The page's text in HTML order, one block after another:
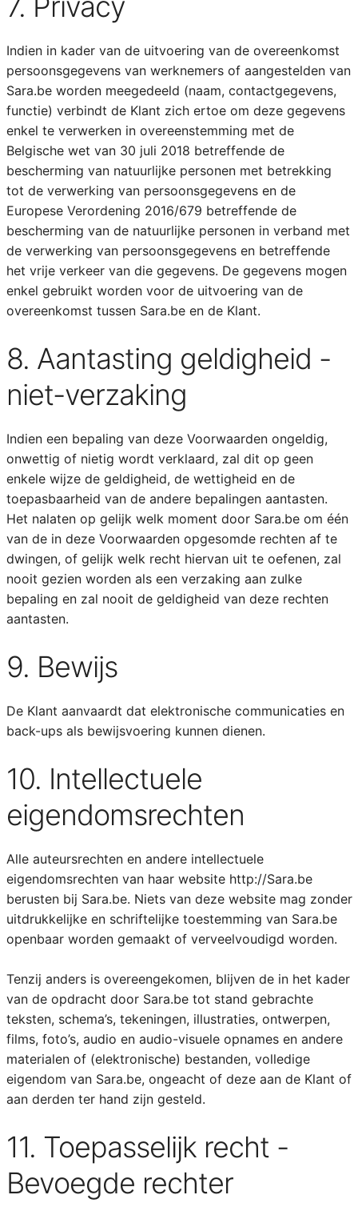
Indien in kader van de uitvoering van de overeenkomst
persoonsgegevens van werknemers of aangestelden van
Sara.be worden meegedeeld (naam, contactgegevens,
functie) verbindt de Klant zich ertoe om deze gegevens
enkel te verwerken in overeenstemming met de
Belgische wet van 30 juli 2018 betreffende de
bescherming van natuurlijke personen met betrekking
tot de verwerking van persoonsgegevens en de
Europese Verordening 2016/679 betreffende de
bescherming van de natuurlijke personen in verband met
de verwerking van persoonsgegevens en betreffende
het vrije verkeer van die gegevens. De gegevens mogen
enkel gebruikt worden voor de uitvoering van de
overeenkomst tussen Sara.be en de Klant.
8. Aantasting geldigheid -
niet-verzaking
Indien een bepaling van deze Voorwaarden ongeldig,
onwettig of nietig wordt verklaard, zal dit op geen
enkele wijze de geldigheid, de wettigheid en de
toepasbaarheid van de andere bepalingen aantasten.
Het nalaten op gelijk welk moment door Sara.be om één
van de in deze Voorwaarden opgesomde rechten af te
dwingen, of gelijk welk recht hiervan uit te oefenen, zal
nooit gezien worden als een verzaking aan zulke
bepaling en zal nooit de geldigheid van deze rechten
aantasten.
9. Bewijs
De Klant aanvaardt dat elektronische communicaties en
back-ups als bewijsvoering kunnen dienen.
10. Intellectuele
eigendomsrechten
Alle auteursrechten en andere intellectuele
eigendomsrechten van haar website http://Sara.be
berusten bij Sara.be. Niets van deze website mag zonder
uitdrukkelijke en schriftelijke toestemming van Sara.be
openbaar worden gemaakt of verveelvoudigd worden.
Tenzij anders is overeengekomen, blijven de in het kader
van de opdracht door Sara.be tot stand gebrachte
teksten, schema’s, tekeningen, illustraties, ontwerpen,
films, foto’s, audio en audio-visuele opnames en andere
materialen of (elektronische) bestanden, volledige
eigendom van Sara.be, ongeacht of deze aan de Klant of
aan derden ter hand zijn gesteld.
11. Toepasselijk recht -
Bevoegde rechter